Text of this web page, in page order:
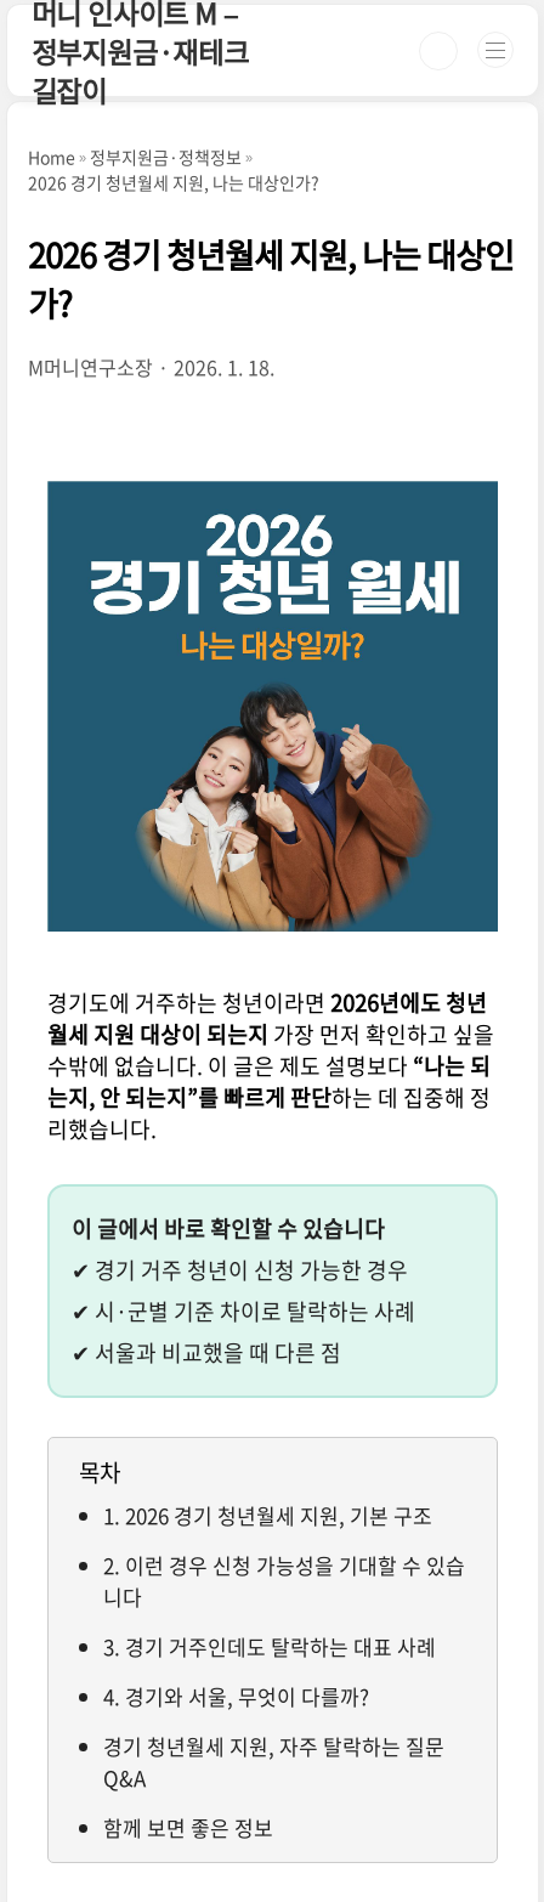
본문 바로가기
머니 인사이트 M –
정부지원금·재테크
길잡이
Home
정부지원금·정책정보
2026 경기 청년월세 지원, 나는 대상인가?
2026 경기 청년월세 지원, 나는 대상인
가?
M머니연구소장 2026. 1. 18.
경기도에 거주하는 청년이라면 2026년에도 청년
월세 지원 대상이 되는지 가장 먼저 확인하고 싶을
수밖에 없습니다. 이 글은 제도 설명보다 “나는 되
는지, 안 되는지”를 빠르게 판단하는 데 집중해 정
리했습니다.
이 글에서 바로 확인할 수 있습니다
✔ 경기 거주 청년이 신청 가능한 경우
✔ 시·군별 기준 차이로 탈락하는 사례
✔ 서울과 비교했을 때 다른 점
목차
1. 2026 경기 청년월세 지원, 기본 구조
2. 이런 경우 신청 가능성을 기대할 수 있습
니다
3. 경기 거주인데도 탈락하는 대표 사례
4. 경기와 서울, 무엇이 다를까?
경기 청년월세 지원, 자주 탈락하는 질문
Q&A
함께 보면 좋은 정보